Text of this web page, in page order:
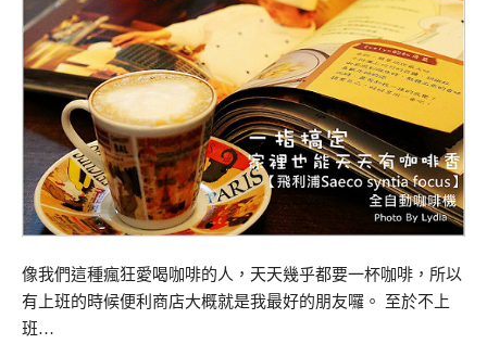
像我們這種瘋狂愛喝咖啡的人，天天幾乎都要一杯咖啡，所以
有上班的時候便利商店大概就是我最好的朋友囉。 至於不上
班…